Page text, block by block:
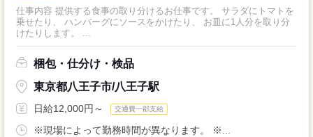
仕事内容 提供する食事の取り分けるお仕事です。 サラダにトマトを
乗せたり、 ハンバーグにソースをかけたり、 お皿に1人分を取り分
けたりします。 ...
梱包・仕分け・検品
東京都八王子市/八王子駅
日給12,000円～ 交通費一部支給
※現場によって勤務時間が異なります。 ※...